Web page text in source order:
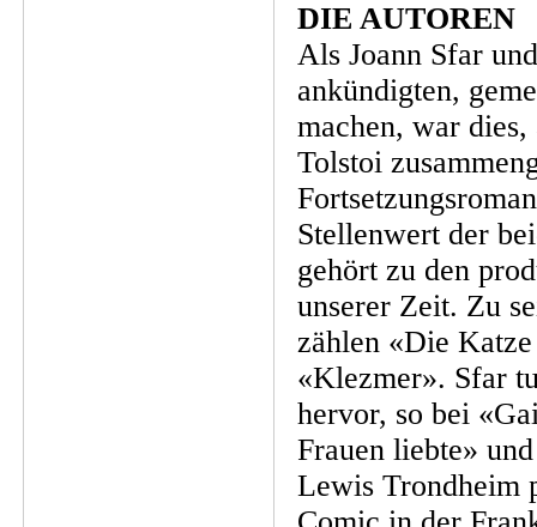
DIE AUTOREN
Als Joann Sfar
ankündigten,
machen, war
Tolstoi
Stellenwert der
gehört zu den
unserer Zeit. Zu
zählen «Die
«Klezmer». Sfar
hervor, so bei
Frauen liebte»
Lewis Trondheim